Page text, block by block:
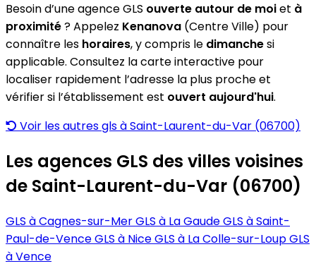
Besoin d’une agence GLS ouverte autour de moiet à
proximité? Appelez Kenanova (Centre Ville) pour
connaître les horaires, y compris le dimanchesi
applicable. Consultez la carte interactive pour
localiser rapidement l’adresse la plus proche et
vérifier si l’établissement est ouvert aujourd'hui.
Voir les autres gls à Saint-Laurent-du-Var (06700)
Les agences GLS des villes voisines
de Saint-Laurent-du-Var (06700)
GLS à Cagnes-sur-MerGLS à La GaudeGLS à Saint-
Paul-de-VenceGLS à NiceGLS à La Colle-sur-LoupGLS
à Vence